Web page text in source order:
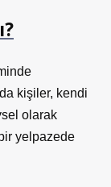
kişiler, kendi
olarak
yelpazede